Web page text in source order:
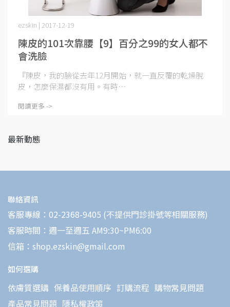
陳皮的101次靠腰【9】百分之99的女人都不
會洗臉
ezskin | 2017-12-19
『陳皮，我的臉從去年12月開始，就一直反覆的乾燥脫
皮，怎麼保濕都沒有用。有時⋯
閱讀更多 ->
最新動態
聯絡資訊
客服專線：02-2368-9405 (不提供門診掛號等相關服務)
客服時間：週一至週五 AM9:30~PM6:00
信箱：shop.ezskin@gmail.com
如何選購
依膚質選購 保養品使用順序 訂購流程 購物常見問題
產品常見問題 隱私權政策